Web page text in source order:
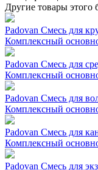
Другие товары этого
Padovan Смесь для
Комплексный
Padovan Смесь для
Комплексный
Padovan Смесь для
Комплексный
Padovan Смесь для
Комплексный
Padovan Смесь для